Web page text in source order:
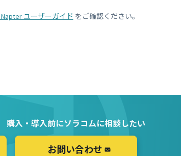
Napter ユーザーガイド をご確認ください。
購入・導入前にソラコムに相談したい
お問い合わせ